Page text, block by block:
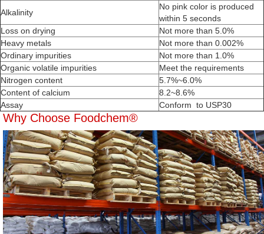
Alkalinity
No pink color is produced
within 5 seconds
Loss on drying
Not more than 5.0%
Heavy metals
Not more than 0.002%
Ordinary impurities
Not more than 1.0%
Organic volatile impurities
Meet the requirements
Nitrogen content
5.7%~6.0%
Content of calcium
8.2~8.6%
Assay
Conform to USP30
Why Choose Foodchem®